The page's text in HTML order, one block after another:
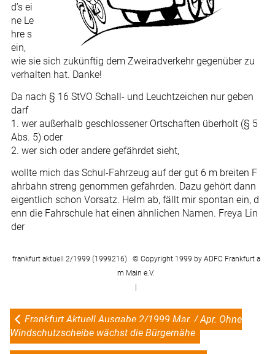
d’s ei
ne Le
hre s
ein,
wie sie sich zukünftig dem Zweiradverkehr gegenüber zu
verhalten hat. Danke!
Da nach § 16 StVO Schall- und Leuchtzeichen nur geben
darf
1. wer außerhalb geschlossener Ortschaften überholt (§ 5
Abs. 5) oder
2. wer sich oder andere gefährdet sieht,
wollte mich das Schul-Fahrzeug auf der gut 6 m breiten F
ahrbahn streng genommen gefährden. Dazu gehört dann
eigentlich schon Vorsatz. Helm ab, fällt mir spontan ein, d
enn die Fahrschule hat einen ähnlichen Namen. Freya Lin
der
frankfurt aktuell 2/1999 (1999216) © Copyright 1999 by ADFC Frankfurt a
m Main e.V.
Frankfurt Aktuell Ausgabe 2/1999 Mar. / Apr. Ohne
Windschutzscheibe wächst die Bürgernähe